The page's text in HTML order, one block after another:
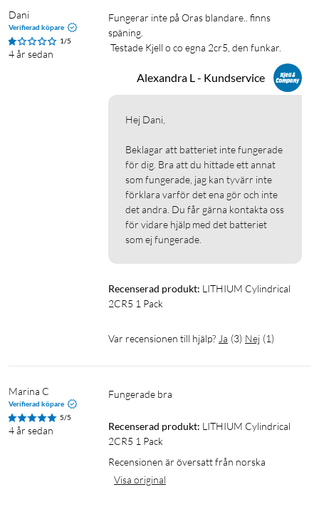
Dani
Verifierad köpare
1/5
4 år sedan
Fungerar inte på Oras blandare.. finns
späning.
Testade Kjell o co egna 2cr5, den funkar.
Alexandra L - Kundservice
Hej Dani,
Beklagar att batteriet inte fungerade
för dig. Bra att du hittade ett annat
som fungerade, jag kan tyvärr inte
förklara varför det ena gör och inte
det andra. Du får gärna kontakta oss
för vidare hjälp med det batteriet
som ej fungerade.
Recenserad produkt: LITHIUM Cylindrical
2CR5 1 Pack
Var recensionen till hjälp? Ja (3) Nej (1)
Marina C
Verifierad köpare
5/5
4 år sedan
Fungerade bra
Recenserad produkt: LITHIUM Cylindrical
2CR5 1 Pack
Recensionen är översatt från norska
Visa original